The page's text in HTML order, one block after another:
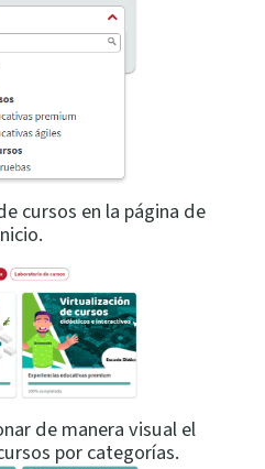
cursos en la página de
de manera visual el
por categorías.